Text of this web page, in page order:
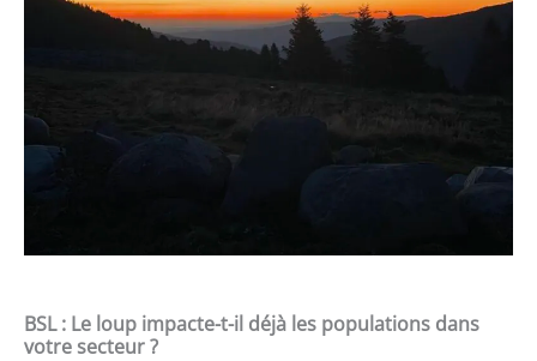
BSL : Le loup impacte-t-il déjà les populations dans
votre secteur ?